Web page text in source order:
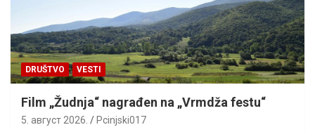
DRUŠTVO VESTI
Film „Žudnja“ nagrađen na „Vrmdža festu“
5. август 2026. Pcinjski017